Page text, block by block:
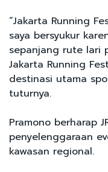
“Jakarta Running
saya bersyukur
sepanjang rute lari
Jakarta Running
destinasi utama
tuturnya.
Pramono berharap
penyelenggaraan
kawasan regional.